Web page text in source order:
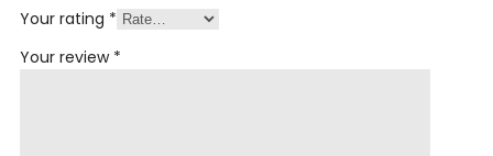
Your rating *
Your review *